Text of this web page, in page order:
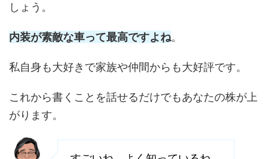
しょう。
内装が素敵な車って最高ですよね。
私自身も大好きで家族や仲間からも大好評です。
これから書くことを話せるだけでもあなたの株が上
がります。